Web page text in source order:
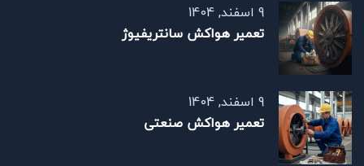
9 اسفند, 1404
تعمیر هواکش سانتریفیوژ
9 اسفند, 1404
تعمیر هواکش صنعتی